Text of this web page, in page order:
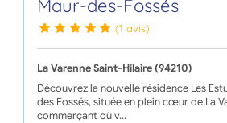
Maur-des-Fossés
(1 avis)
La Varenne Saint-Hilaire (94210)
Découvrez la nouvelle résidence Les
des Fossés, située en plein cœur de La
commerçant où v…